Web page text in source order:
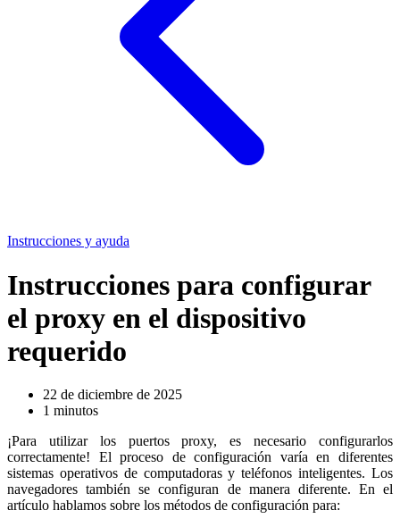
Instrucciones y ayuda
Instrucciones para configurar
el proxy en el dispositivo
requerido
22 de diciembre de 2025
1 minutos
¡Para utilizar los puertos proxy, es necesario configurarlos
correctamente! El proceso de configuración varía en diferentes
sistemas operativos de computadoras y teléfonos inteligentes. Los
navegadores también se configuran de manera diferente. En el
artículo hablamos sobre los métodos de configuración para: